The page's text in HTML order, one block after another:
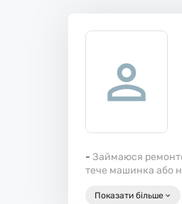
- Займаюся
тече машинка або
Працюю лише з
Показати більше